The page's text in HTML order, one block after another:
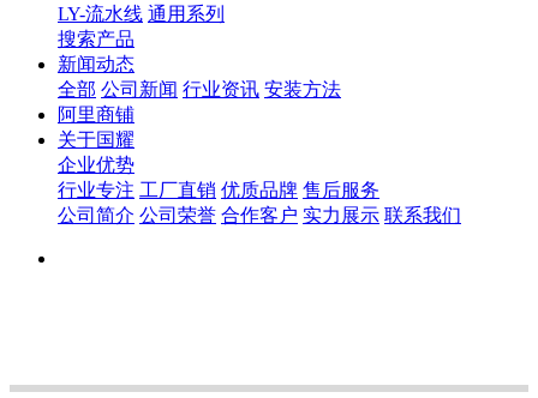
LY-流水线 通用系列
搜索产品
新闻动态
全部 公司新闻 行业资讯 安装方法
阿里商铺
关于国耀
企业优势
行业专注 工厂直销 优质品牌 售后服务
公司简介 公司荣誉 合作客户 实力展示 联系我们